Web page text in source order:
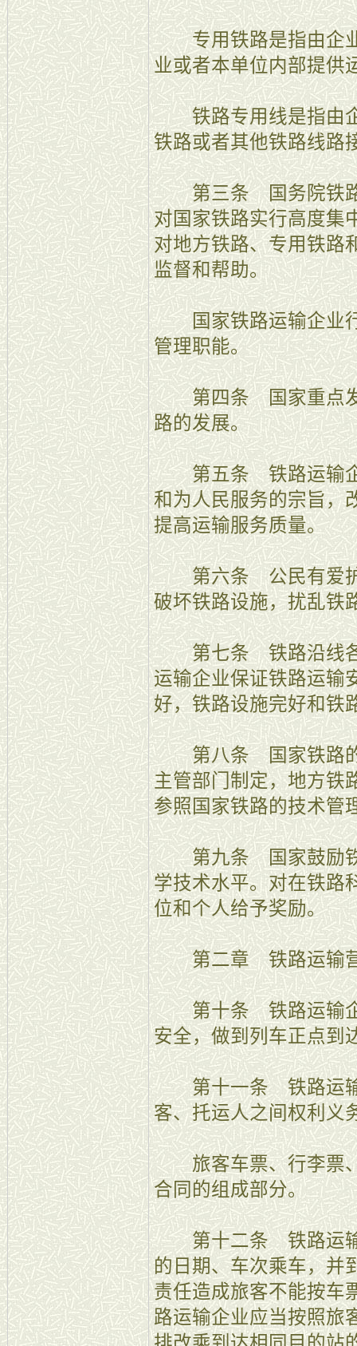
专用铁路是指由企业
业或者本单位内部提供
铁路专用线是指由企
铁路或者其他铁路线路
第三条 国务院铁路
对国家铁路实行高度集
对地方铁路、专用铁路
监督和帮助。
国家铁路运输企业行
管理职能。
第四条 国家重点发
路的发展。
第五条 铁路运输企
和为人民服务的宗旨，
提高运输服务质量。
第六条 公民有爱护
破坏铁路设施，扰乱铁
第七条 铁路沿线各
运输企业保证铁路运输
好，铁路设施完好和铁
第八条 国家铁路的
主管部门制定，地方铁
参照国家铁路的技术管
第九条 国家鼓励铁
学技术水平。对在铁路
位和个人给予奖励。
第二章 铁路运输
第十条 铁路运输企
安全，做到列车正点到
第十一条 铁路运输
客、托运人之间权利义
旅客车票、行李票、
合同的组成部分。
第十二条 铁路运输
的日期、车次乘车，并
责任造成旅客不能按车
路运输企业应当按照旅